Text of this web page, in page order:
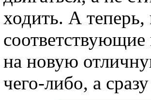
ходить. А теперь,
на новую
чего-либо, а